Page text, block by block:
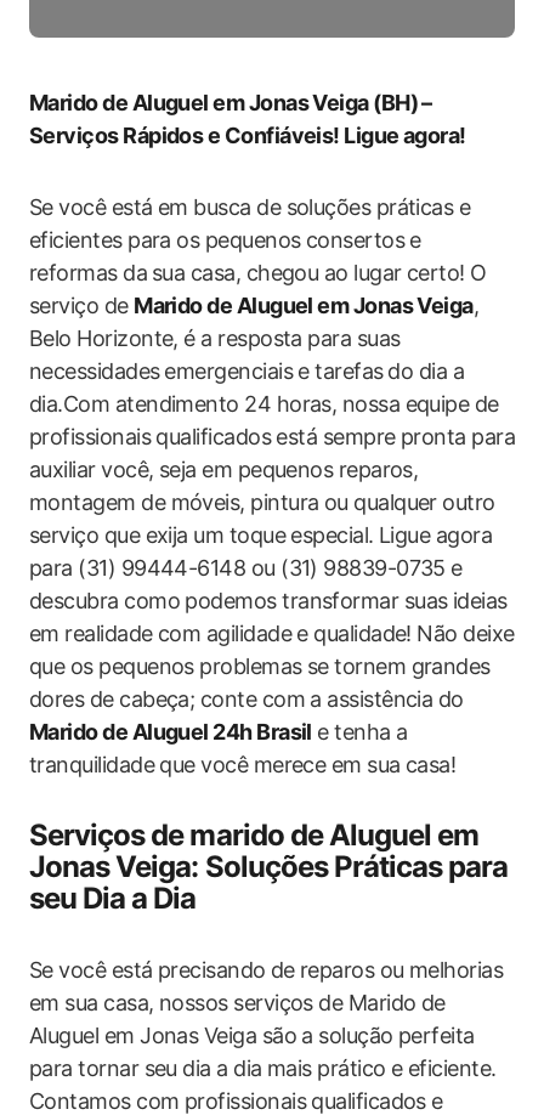
Marido ‍de Aluguel em Jonas Veiga (BH) –
Serviços Rápidos e ‌Confiáveis! Ligue agora!
Se você está ​em busca de soluções práticas e
eficientes para os pequenos consertos e
reformas da ⁤sua casa, chegou ao lugar certo! O
serviço de Marido de Aluguel ​em Jonas Veiga,
Belo Horizonte, é a resposta‌ para suas
necessidades⁤ emergenciais e ‍tarefas⁤ do dia a
dia.Com atendimento 24 horas, nossa equipe de
profissionais qualificados está sempre pronta para
auxiliar você, seja em pequenos reparos,
montagem‌ de móveis, pintura ou ‌qualquer outro⁤
serviço que exija um toque especial.‍ Ligue agora
para (31) 99444-6148 ou (31) 98839-0735 e
descubra como podemos transformar suas ideias
em realidade com agilidade e qualidade! Não deixe
que os pequenos problemas se tornem grandes
dores de cabeça; conte com a assistência do
Marido de Aluguel 24h‌ Brasil e tenha a
tranquilidade que você merece em sua casa!
Serviços de marido de Aluguel em
Jonas Veiga: Soluções Práticas para
seu ‍Dia a Dia
Se você está precisando⁢ de reparos ou melhorias
em sua casa, nossos ‌serviços de Marido de
Aluguel em Jonas Veiga ‍são a solução perfeita
para tornar ​seu dia a dia mais prático e eficiente.
Contamos com profissionais ‌qualificados e